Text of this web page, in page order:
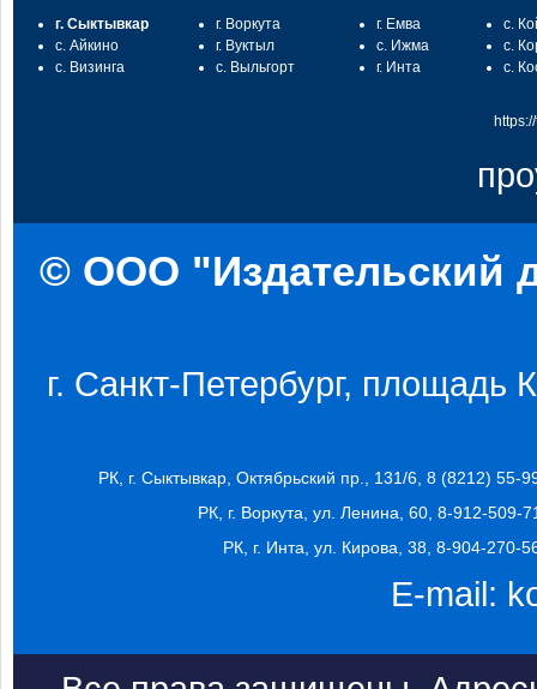
г. Сыктывкар
с. Айкино
с. Визинга
г. Воркута
г. Вуктыл
с. Выльгорт
г. Емва
с. Ижма
г. Инта
с.
с.
с.
© ООО "Издательский
г. Санкт-Петербург, площадь
РК, г. Сыктывкар, Октябрьский пр., 131/6, 8 (8212) 55-
РК, г. Воркута, ул. Ленина, 60, 8-912-509-
РК, г. Инта, ул. Кирова, 38, 8-904-270-
E-mail: